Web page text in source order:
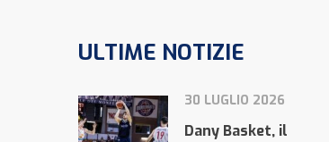
ULTIME NOTIZIE
30 LUGLIO 2026
Dany Basket, il